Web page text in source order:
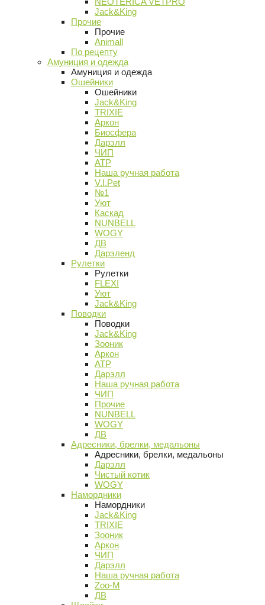
Jack&King
Прочие
Прочие
Animall
По рецепту
Амуниция и одежда
Амуниция и одежда
Ошейники
Ошейники
Jack&King
TRIXIE
Аркон
Биосфера
Дарэлл
ЧИП
АТР
Наша ручная работа
V.I.Pet
№1
Уют
Каскад
NUNBELL
WOGY
ДВ
Дарэленд
Рулетки
Рулетки
FLEXI
Уют
Jack&King
Поводки
Поводки
Jack&King
Зооник
Аркон
АТР
Дарэлл
Наша ручная работа
ЧИП
Прочие
NUNBELL
WOGY
ДВ
Адресники, брелки, медальоны
Адресники, брелки, медальоны
Дарэлл
Чистый котик
WOGY
Намордники
Намордники
Jack&King
TRIXIE
Зооник
Аркон
ЧИП
Дарэлл
Наша ручная работа
Zoo-M
ДВ